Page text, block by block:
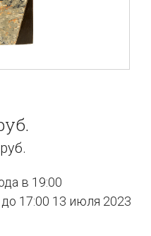
в 19:00
17:00 13 июля 2023